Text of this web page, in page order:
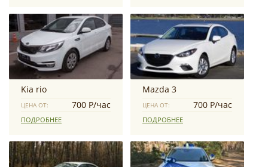
Kia rio
ЦЕНА ОТ: 700 Р/час
ПОДРОБНЕЕ
Mazda 3
ЦЕНА ОТ: 700 Р/час
ПОДРОБНЕЕ